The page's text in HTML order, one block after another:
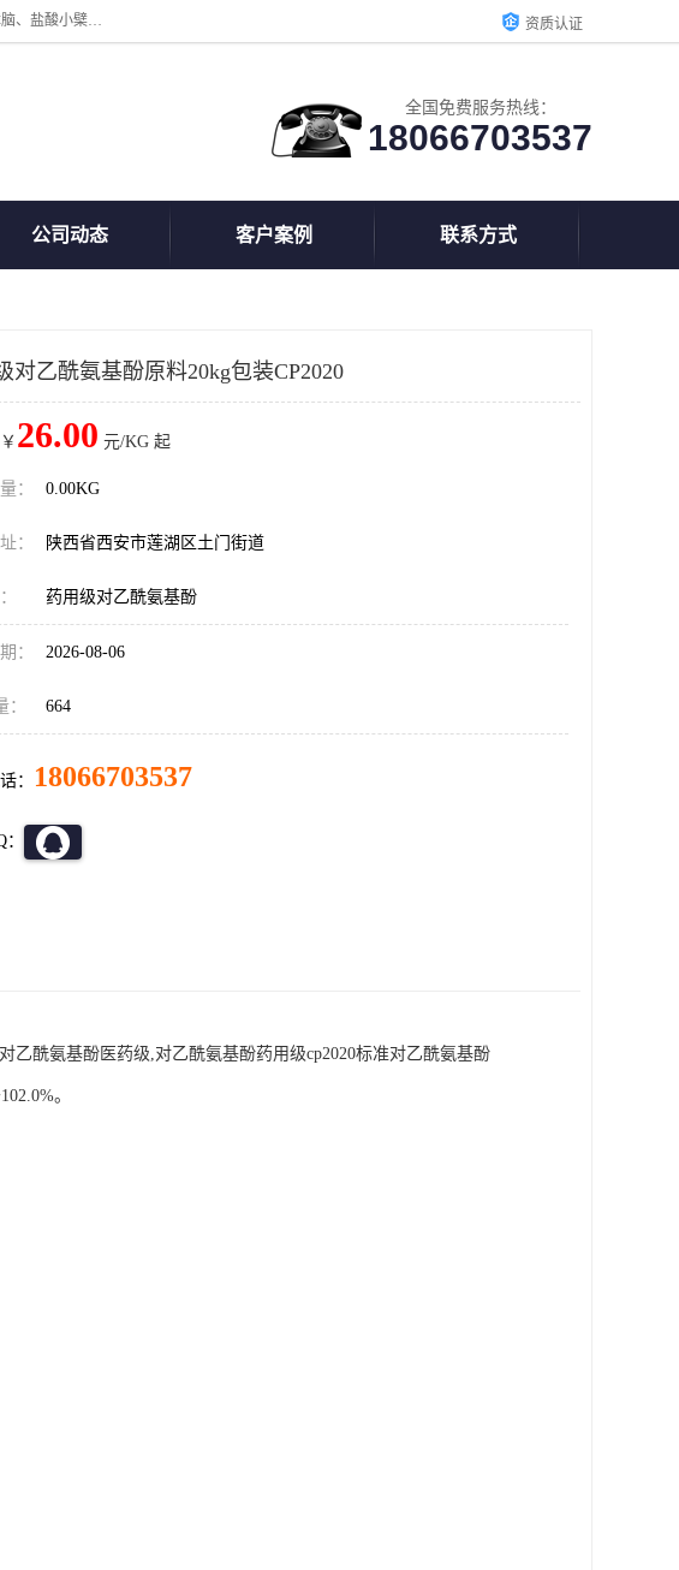
陕西盘龙翊海医药有限公司是一家民营科技型中小企业，公司核心专注医药原料药与药用辅料的批发，主营产品有人工牛黄、冰片、樟脑、盐酸小檗碱、氢氧化铝、枸橼酸喷托维林、甲硝唑、维生素B、维生素C、维生素E、克霉唑、利巴韦林、氯化铵等。 资质认证
全国免费服务热线：
18066703537
公司动态 客户案例 联系方式
对乙酰氨基酚原料20kg包装CP2020
26.00 元/KG 起
： 0.00KG
： 陕西省西安市莲湖区土门街道
药用级对乙酰氨基酚
： 2026-08-06
： 664
： 18066703537
酰氨基酚医药级,对乙酰氨基酚药用级cp2020标准对乙酰氨基酚
。